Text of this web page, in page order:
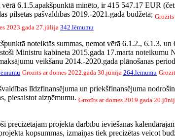
6.1.5.apakšpunktā minēto, ir 415 547.17 EUR
pilsētas pašvaldības 2019.-2021.gada budžeta;
2023.gada 27.jūlija 342.lēmumu
noteiktās summas, ņemot vērā 6.1.2., 6.1.3.
Ministru kabineta 2015.gada 17.marta noteikumu
veikšanu 2014.-2020.gada plānošanas
Grozīts ar domes 2022.gada 30.jūnija 264.lēmumu
līdzfinansējuma un priekšfinansējuma
piesaistot aizņēmumu. Grozīts ar domes 2019.gada
precizētajam projekta darbību ieviešanas
kopsummas, izmaiņas tiek precizētas veicot